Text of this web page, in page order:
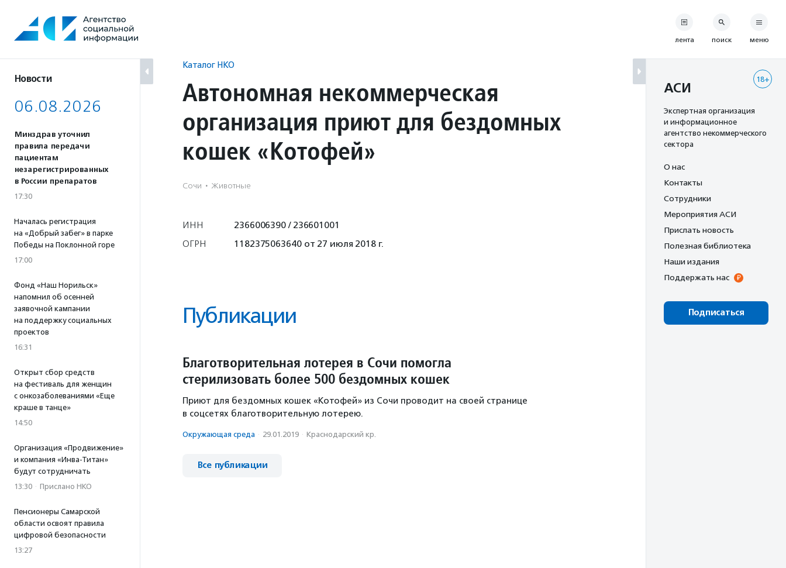
содержанию
Новости
06.08.2026
Минздрав уточнил
правила передачи
пациентам
незарегистрированных
в России препаратов
17:30
Началась регистрация
на «Добрый забег» в парке
Победы на Поклонной горе
17:00
Фонд «Наш Норильск»
напомнил об осенней
заявочной кампании
на поддержку социальных
проектов
16:31
Открыт сбор средств
на фестиваль для женщин
с онкозаболеваниями «Еще
краше в танце»
14:50
Организация «Продвижение»
и компания «Инва-Титан»
будут сотрудничать
13:30 · Прислано НКО
Пенсионеры Самарской
области освоят правила
цифровой безопасности
13:27
Каталог НКО
Автономная некоммерческая
организация приют для бездомных
кошек «Котофей»
Сочи · Животные
ИНН
2366006390 / 236601001
ОГРН
1182375063640 от 27 июля 2018 г.
Публикации
Благотворительная лотерея в Сочи помогла
стерилизовать более 500 бездомных кошек
Приют для бездомных кошек «Котофей» из Сочи проводит на своей странице
в соцсетях благотворительную лотерею.
Окружающая среда · 29.01.2019 · Краснодарский кр.
Все публикации
лента поиск меню
18+
АСИ
Экспертная организация
и информационное
агентство некоммерческого
сектора
О нас
Контакты
Сотрудники
Мероприятия АСИ
Прислать новость
Полезная библиотека
Наши издания
Поддержать нас
Подписаться